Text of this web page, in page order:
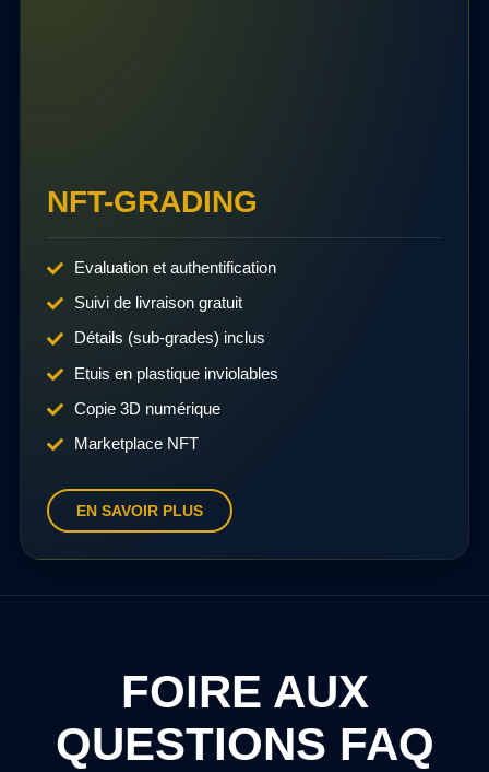
NFT-GRADING
Evaluation et authentification
Suivi de livraison gratuit
Détails (sub-grades) inclus
Etuis en plastique inviolables
Copie 3D numérique
Marketplace NFT
EN SAVOIR PLUS
FOIRE AUX
QUESTIONS FAQ